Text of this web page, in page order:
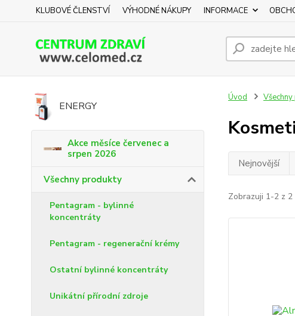
KLUBOVÉ ČLENSTVÍ VÝHODNÉ NÁKUPY INFORMACE
ENERGY
Akce měsíce červenec a
srpen 2026
Všechny produkty
Pentagram - bylinné
koncentráty
Pentagram - regenerační krémy
Ostatní bylinné koncentráty
Unikátní přírodní zdroje
Úvod
Nejnovější
Zobrazuji 1-2 z 2